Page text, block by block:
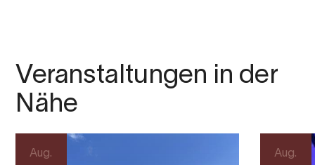
Veranstaltungen in der
Nähe
Aug. Aug.